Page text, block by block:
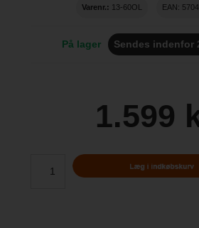
Varenr.: 13-60OL EAN:
På lager Sendes indenfor
1.599